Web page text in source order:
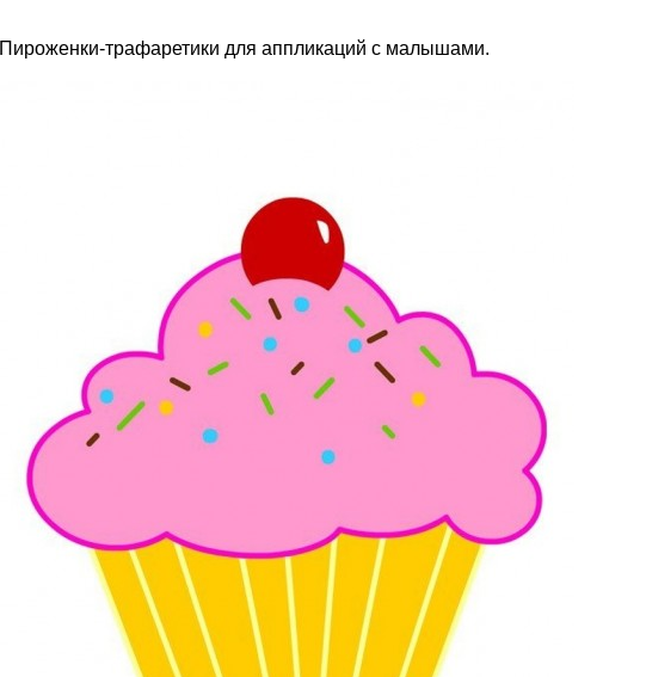
Пироженки-трафаретики для аппликаций с малышами.